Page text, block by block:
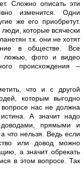
Сложно описать эти
изменится. Одни
же его приобретут.
которые всячески
т.к. они не хотят
в обществе. Все
ложью, фото и видео
происхождения –
что и с другой
которым выгодно
нас не должна
А значит надо
доводами, прямыми и
что нельзя. Ведь если
или довод можно
а значит обрекать
в этом вопросе. Так